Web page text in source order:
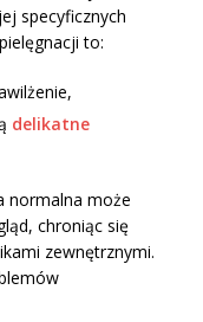
specyficznych
to:
delikatne
normalna może
chroniąc się
zewnętrznymi.